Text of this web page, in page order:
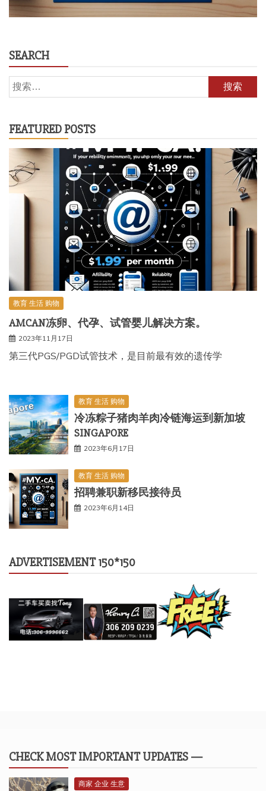
SEARCH
搜
索：
FEATURED POSTS
教育 生活 购物
AMCAN冻卵、代孕、试管婴儿解决方案。
2023年11月17日
第三代PGS/PGD试管技术，是目前最有效的遗传学
教育 生活 购物
冷冻粽子猪肉羊肉冷链海运到新加坡
SINGAPORE
2023年6月17日
教育 生活 购物
招聘兼职新移民接待员
2023年6月14日
ADVERTISEMENT 150*150
CHECK MOST IMPORTANT UPDATES —
商家 企业 生意